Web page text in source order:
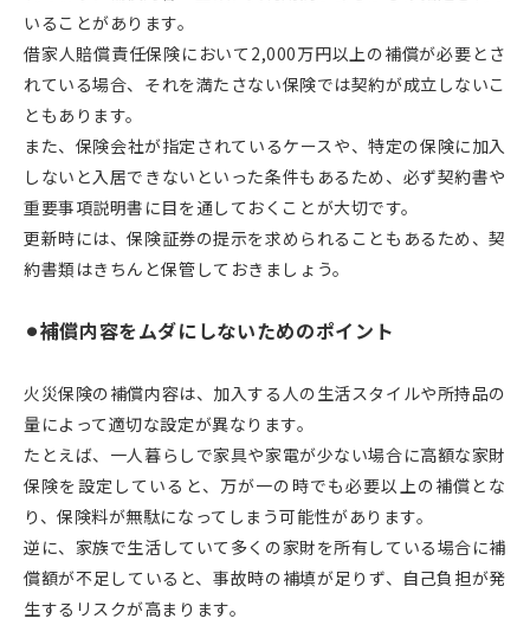
いることがあります。
借家人賠償責任保険において2,000万円以上の補償が必要とさ
れている場合、それを満たさない保険では契約が成立しないこ
ともあります。
また、保険会社が指定されているケースや、特定の保険に加入
しないと入居できないといった条件もあるため、必ず契約書や
重要事項説明書に目を通しておくことが大切です。
更新時には、保険証券の提示を求められることもあるため、契
約書類はきちんと保管しておきましょう。
⚫︎補償内容をムダにしないためのポイント
火災保険の補償内容は、加入する人の生活スタイルや所持品の
量によって適切な設定が異なります。
たとえば、一人暮らしで家具や家電が少ない場合に高額な家財
保険を設定していると、万が一の時でも必要以上の補償とな
り、保険料が無駄になってしまう可能性があります。
逆に、家族で生活していて多くの家財を所有している場合に補
償額が不足していると、事故時の補填が足りず、自己負担が発
生するリスクが高まります。